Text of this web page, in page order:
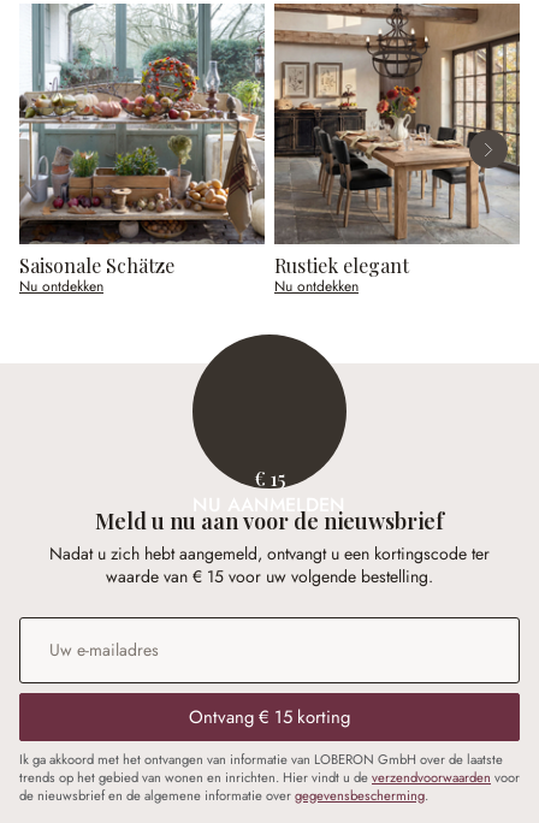
Saisonale Schätze
Nu ontdekken
Rustiek elegant
Nu ontdekken
€ 15
NU AANMELDEN
Meld u nu aan voor de nieuwsbrief
Nadat u zich hebt aangemeld, ontvangt u een kortingscode ter
waarde van € 15 voor uw volgende bestelling.
E-mailadres
Ontvang € 15 korting
Ik ga akkoord met het ontvangen van informatie van LOBERON GmbH over de laatste
trends op het gebied van wonen en inrichten. Hier vindt u deverzendvoorwaarden voor
de nieuwsbrief en de algemene informatie overgegevensbescherming.